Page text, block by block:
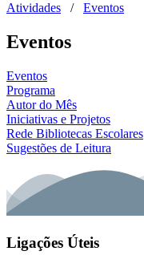
Atividades
/ Eventos
Eventos
Eventos
Programa
Autor do Mês
Iniciativas e Projetos
Rede Bibliotecas Escolares
Sugestões de Leitura
Ligações Úteis